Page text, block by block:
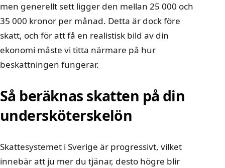
men generellt sett ligger den mellan 25 000 och
35 000 kronor per månad. Detta är dock före
skatt, och för att få en realistisk bild av din
ekonomi måste vi titta närmare på hur
beskattningen fungerar.
Så beräknas skatten på din
undersköterskelön
Skattesystemet i Sverige är progressivt, vilket
innebär att ju mer du tjänar, desto högre blir